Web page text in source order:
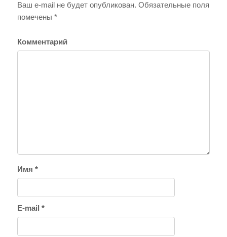
Ваш e-mail не будет опубликован. Обязательные поля
помечены *
Комментарий
Имя *
E-mail *